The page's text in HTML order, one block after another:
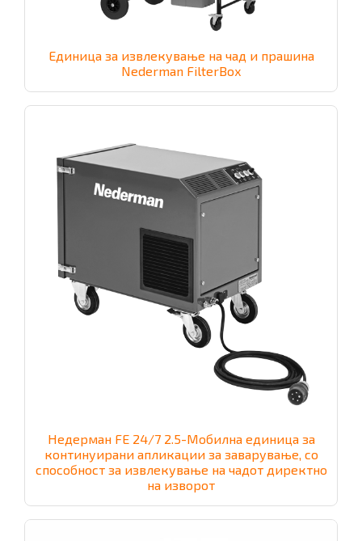
Единица за извлекување на чад и прашина
Nederman FilterBox
Недерман FE 24/7 2.5-Мобилна единица за
континуирани апликации за заварување, со
способност за извлекување на чадот директно
на изворот